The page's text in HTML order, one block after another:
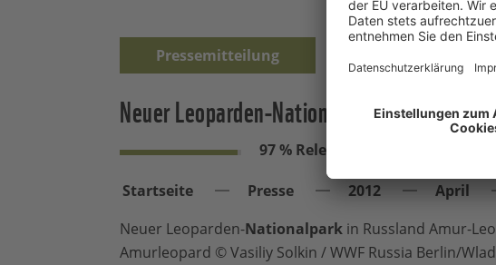
Pressemitteilung
Neuer Leoparden-Nationalpark in Russland
97 % Relevanz
Startseite Presse 2012 April
Neuer Leoparden-Nationalpark in Russland Amur-
Amurleopard © Vasiliy Solkin / WWF Russia Berlin/